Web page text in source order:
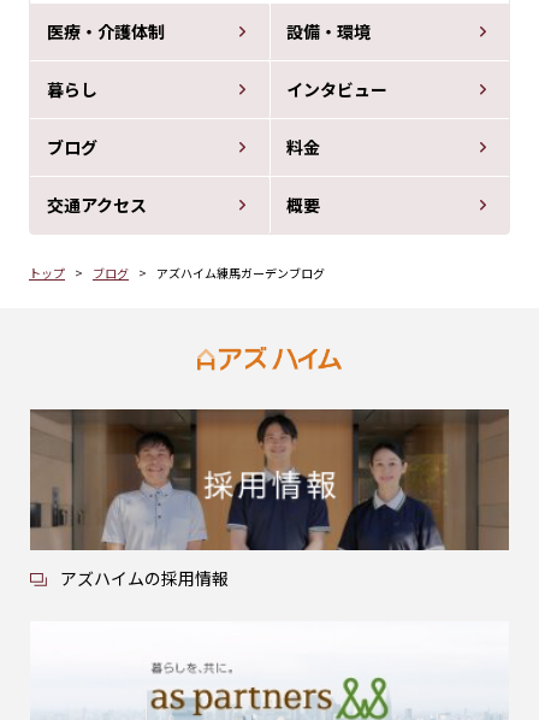
医療・介護体制 設備・環境
暮らし インタビュー
ブログ 料金
交通アクセス 概要
トップ ブログ アズハイム練馬ガーデンブログ
アズハイムの採用情報